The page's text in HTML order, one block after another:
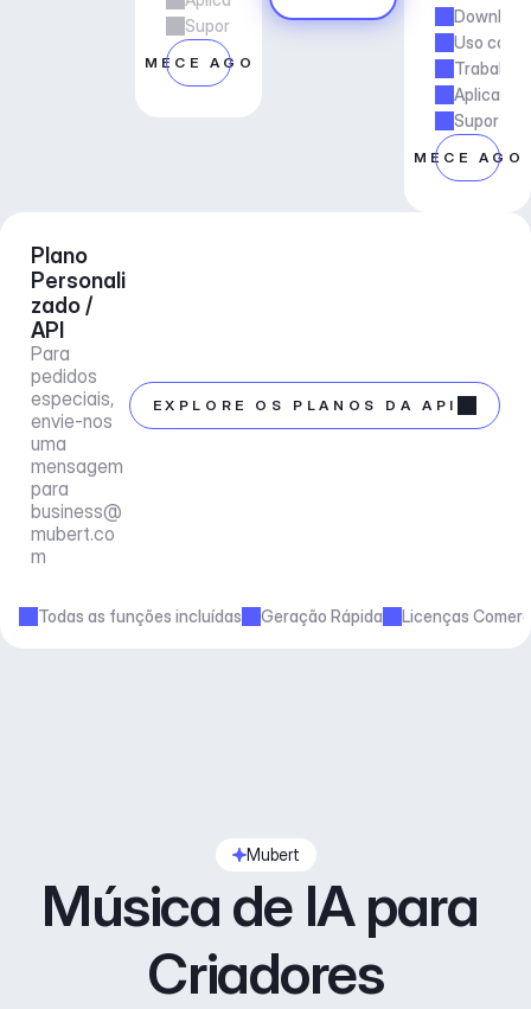
Suporte ao gerente de conta
COMECE AGORA
Uso
Trabalho
Suporte
COMECE
Plano
Personali
zado /
API
Para
pedidos
especiais,
envie-nos
uma
mensagem
business@
mubert.co
m
EXPLORE OS PLANOS DA API
Todas as funções incluídas Geração Rápida Licenças
Mubert
Música de IA para
Criadores